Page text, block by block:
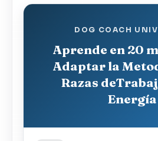
DOG COACH
Aprende en 20
Adaptar la
Razas
Energía